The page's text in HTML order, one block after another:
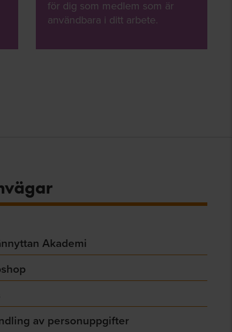
för dig som medlem som är
användbara i ditt arbete.
Akademi
av personuppgifter